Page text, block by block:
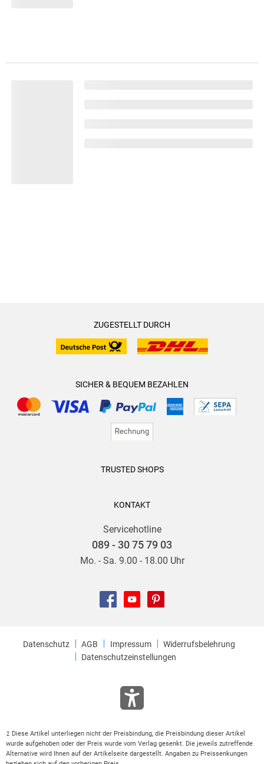
ZUGESTELLT DURCH
SICHER & BEQUEM BEZAHLEN
TRUSTED SHOPS
KONTAKT
Servicehotline
089 - 30 75 79 03
Mo. - Sa. 9.00 - 18.00 Uhr
Datenschutz AGB Impressum
Widerrufsbelehrung
Datenschutzeinstellungen
2
Diese Artikel unterliegen nicht der Preisbindung, die Preisbindung dieser Artikel
wurde aufgehoben oder der Preis wurde vom Verlag gesenkt. Die jeweils zutreffende
Alternative wird Ihnen auf der Artikelseite dargestellt. Angaben zu Preissenkungen